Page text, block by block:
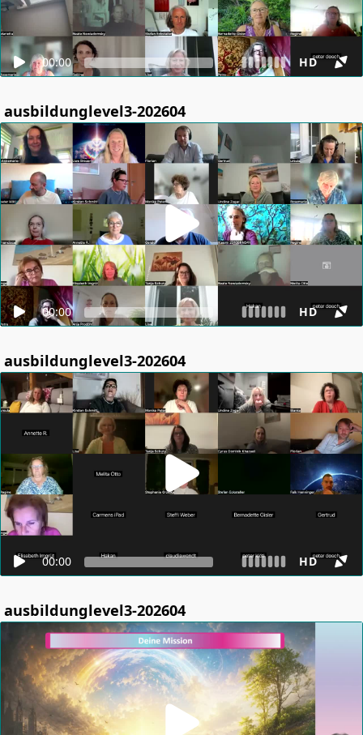
00:00 HD
ausbildunglevel3-202604
00:00 HD
ausbildunglevel3-202604
00:00 HD
ausbildunglevel3-202604